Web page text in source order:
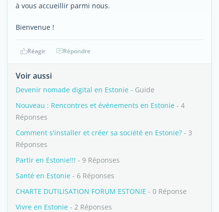
à vous accueillir parmi nous.
Bienvenue !
Réagir Répondre
Voir aussi
Devenir nomade digital en Estonie - Guide
Nouveau : Rencontres et événements en Estonie - 4
Réponses
Comment s'installer et créer sa société en Estonie? - 3
Réponses
Partir en Estonie!!! - 9 Réponses
Santé en Estonie - 6 Réponses
CHARTE DUTILISATION FORUM ESTONIE - 0 Réponse
Vivre en Estonie - 2 Réponses